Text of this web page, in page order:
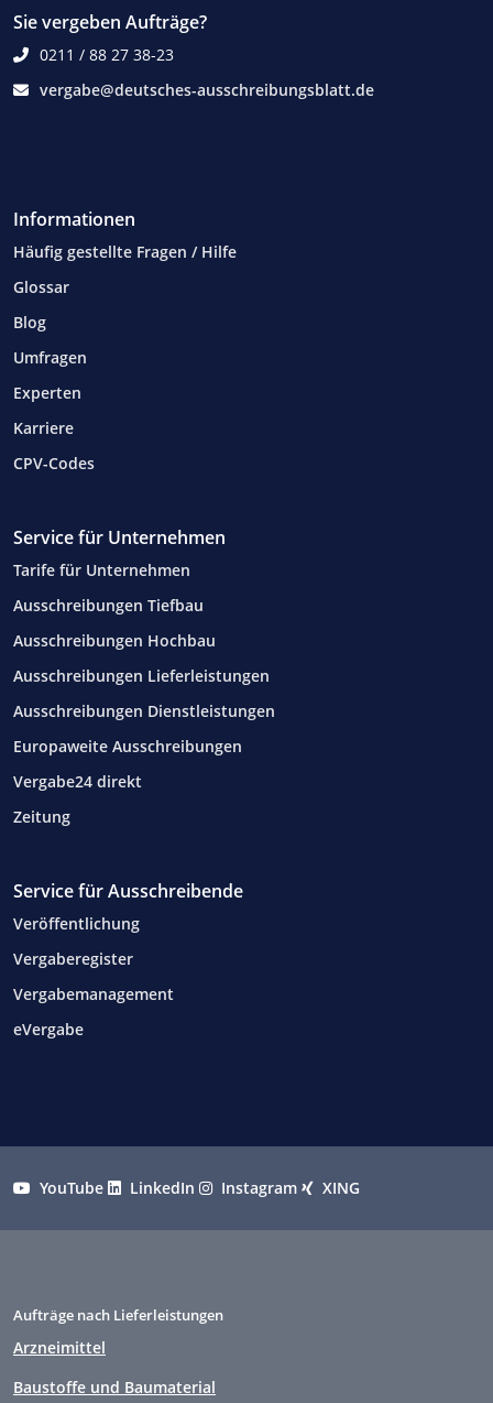
Sie vergeben Aufträge?
0211 / 88 27 38-23
vergabe@deutsches-ausschreibungsblatt.de
Informationen
Häufig gestellte Fragen / Hilfe
Glossar
Blog
Umfragen
Experten
Karriere
CPV-Codes
Service für Unternehmen
Tarife für Unternehmen
Ausschreibungen Tiefbau
Ausschreibungen Hochbau
Ausschreibungen Lieferleistungen
Ausschreibungen Dienstleistungen
Europaweite Ausschreibungen
Vergabe24 direkt
Zeitung
Service für Ausschreibende
Veröffentlichung
Vergaberegister
Vergabemanagement
eVergabe
YouTube LinkedIn Instagram XING
Aufträge nach Lieferleistungen
Arzneimittel
Baustoffe und Baumaterial